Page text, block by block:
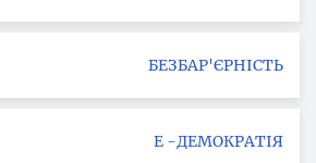
БЕЗБАР'ЄРНІСТЬ
Е -ДЕМОКРАТІЯ